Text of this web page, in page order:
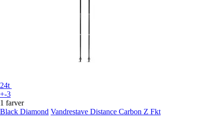
24t
+-3
1 farver
Black Diamond Vandrestave Distance Carbon Z Fkt